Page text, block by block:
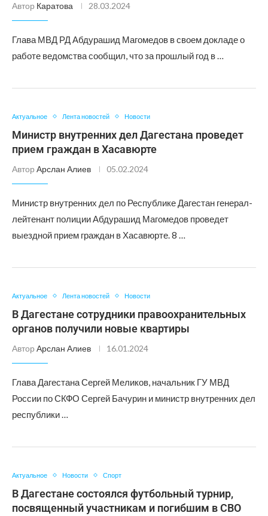
Автор Каратова 28.03.2024
Глава МВД РД Абдурашид Магомедов в своем докладе о
работе ведомства сообщил, что за прошлый год в …
Актуальное Лента новостей Новости
Министр внутренних дел Дагестана проведет
прием граждан в Хасавюрте
Автор Арслан Алиев 05.02.2024
Министр внутренних дел по Республике Дагестан генерал-
лейтенант полиции Абдурашид Магомедов проведет
выездной прием граждан в Хасавюрте. 8 …
Актуальное Лента новостей Новости
В Дагестане сотрудники правоохранительных
органов получили новые квартиры
Автор Арслан Алиев 16.01.2024
Глава Дагестана Сергей Меликов, начальник ГУ МВД
России по СКФО Сергей Бачурин и министр внутренних дел
республики …
Актуальное Новости Спорт
В Дагестане состоялся футбольный турнир,
посвященный участникам и погибшим в СВО